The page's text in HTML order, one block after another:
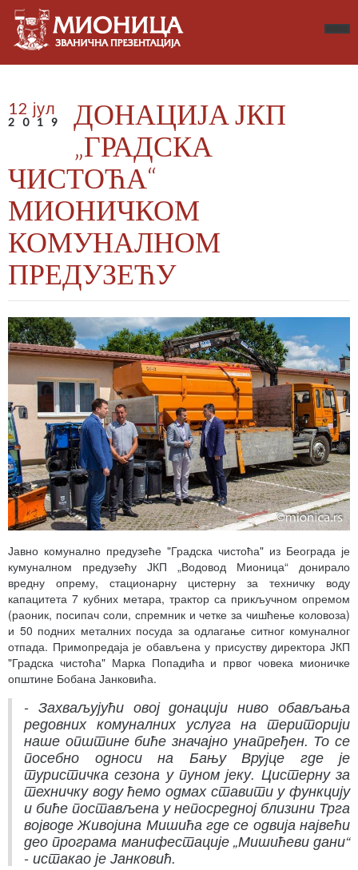
12 јул
2019
ДОНАЦИЈА ЈКП
„ГРАДСКА
ЧИСТОЋА“
МИОНИЧКОМ
КОМУНАЛНОМ
ПРЕДУЗЕЋУ
Јавно комунално предузеће "Градска чистоћа" из Београда је
кумуналном предузећу ЈКП „Водовод Мионица“ донирало
вредну опрему, стационарну цистерну за техничку воду
капацитета 7 кубних метара, трактор са прикључном опремом
(раоник, посипач соли, спремник и четке за чишћење коловоза)
и 50 подних металних посуда за одлагање ситног комуналног
отпада. Примопредаја је обављена у присуству директора ЈКП
"Градска чистоћа" Марка Попадића и првог човека мионичке
општине Бобана Јанковића.
- Захваљујући овој донацији ниво обављања
редовних комуналних услуга на територији
наше општине биће значајно унапређен. То се
посебно односи на Бању Врујце где је
туристичка сезона у пуном јеку. Цистерну за
техничку воду ћемо одмах ставити у функцију
и биће постављена у непосредној близини Трга
војводе Живојина Мишића где се одвија највећи
део програма манифестације „Мишићеви дани“
- истакао је Јанковић.